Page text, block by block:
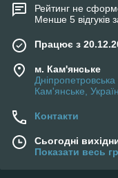
Рейтинг не
Менше 5 відгуків
Працює з
м. Кам'янське
Кам'янське,
Контакти
Сьогодні
Показати весь